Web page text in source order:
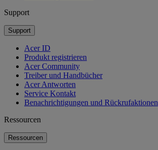
Support
Support
Acer ID
Produkt registrieren
Acer Community
Treiber und Handbücher
Acer Antworten
Service Kontakt
Benachrichtigungen und Rückrufaktionen
Ressourcen
Ressourcen